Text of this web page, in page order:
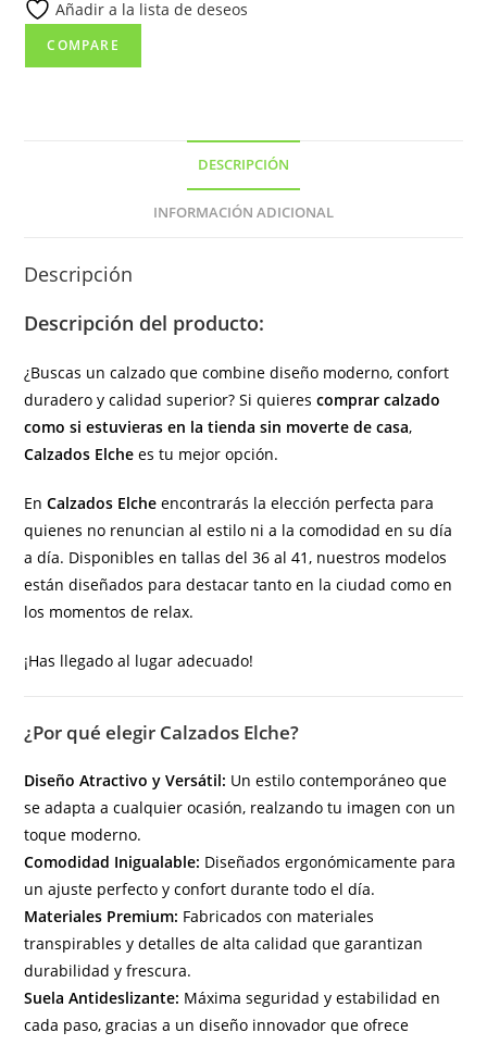
marrón
hecho
Añadir a la lista de deseos
COMPARE
DESCRIPCIÓN
INFORMACIÓN ADICIONAL
Descripción
Descripción del producto:
¿Buscas un calzado que combine diseño moderno, confort
duradero y calidad superior? Si quierescomprar calzado
como si estuvieras en la tienda sin moverte de casa,
Calzados Elche es tu mejor opción.
EnCalzados Elche encontrarás la elección perfecta para
quienes no renuncian al estilo ni a la comodidad en su día
a día. Disponibles en tallas del 36 al 41, nuestros modelos
están diseñados para destacar tanto en la ciudad como en
los momentos de relax.
¡Has llegado al lugar adecuado!
¿Por qué elegir Calzados Elche?
Diseño Atractivo y Versátil: Un estilo contemporáneo que
se adapta a cualquier ocasión, realzando tu imagen con un
toque moderno.
Comodidad Inigualable: Diseñados ergonómicamente para
un ajuste perfecto y confort durante todo el día.
Materiales Premium: Fabricados con materiales
transpirables y detalles de alta calidad que garantizan
durabilidad y frescura.
Suela Antideslizante: Máxima seguridad y estabilidad en
cada paso, gracias a un diseño innovador que ofrece